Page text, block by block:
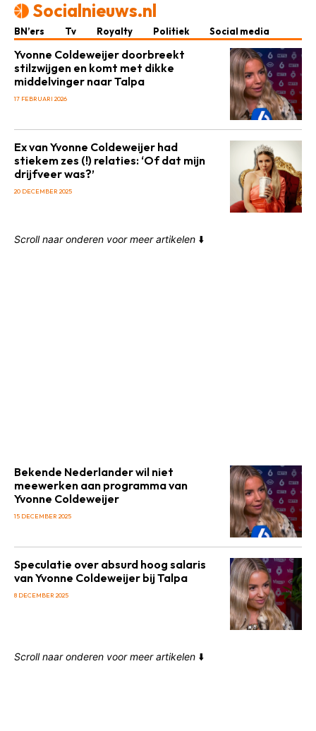
Socialnieuws.nl
BN’ers Tv Royalty Politiek Social media
Yvonne Coldeweijer doorbreekt
stilzwijgen en komt met dikke
middelvinger naar Talpa
17 FEBRUARI 2026
Ex van Yvonne Coldeweijer had
stiekem zes (!) relaties: ‘Of dat mijn
drijfveer was?’
20 DECEMBER 2025
Scroll naar onderen voor meer artikelen ⬇️
Bekende Nederlander wil niet
meewerken aan programma van
Yvonne Coldeweijer
15 DECEMBER 2025
Speculatie over absurd hoog salaris
van Yvonne Coldeweijer bij Talpa
8 DECEMBER 2025
Scroll naar onderen voor meer artikelen ⬇️